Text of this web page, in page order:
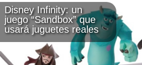
Disney Infinity: un
juego “Sandbox” que
usará juguetes reales